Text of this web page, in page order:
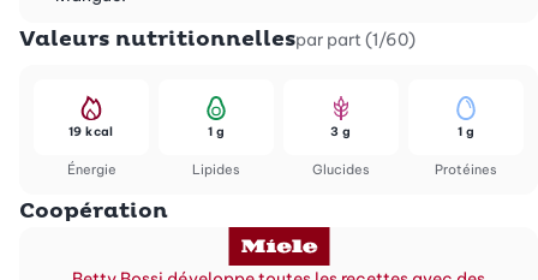
Valeurs nutritionnellespar part (1/60)
Énergie
19 kcal
Lipides
1 g
Glucides
3 g
Protéines
1 g
Coopération